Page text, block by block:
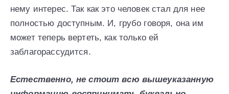
нему интерес. Так как это человек стал для нее
полностью доступным. И, грубо говоря, она им
может теперь вертеть, как только ей
заблагорассудится.
Естественно, не стоит всю вышеуказанную